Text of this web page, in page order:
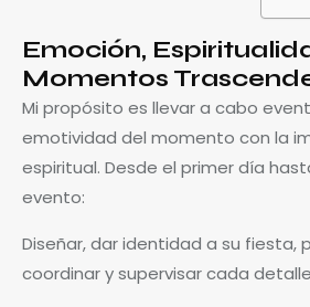
Emoción,
Momentos
Mi propósito es llevar a cabo
emotividad del momento con la
espiritual. Desde el primer día
evento:
Diseñar, dar identidad a su fiesta,
coordinar y supervisar cada